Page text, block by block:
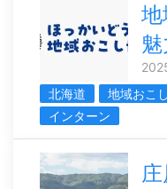
魅
北海道
地域おこ
インターン